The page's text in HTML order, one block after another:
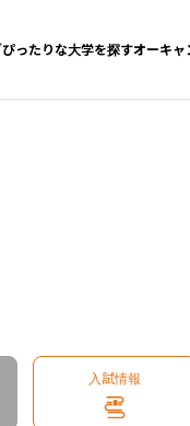
ぴったりな大学を探すオーキャ
入試情報